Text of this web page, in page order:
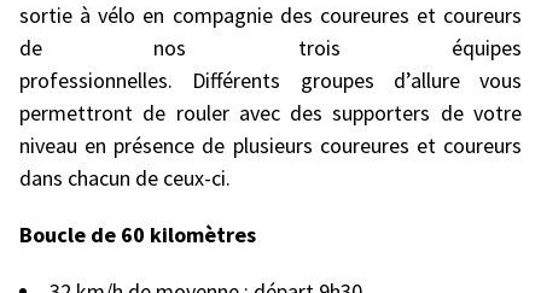
sortie à vélo en compagnie des coureures et coureurs
de nos trois équipes
professionnelles. Différents groupes d’allure vous
permettront de rouler avec des supporters de votre
niveau en présence de plusieurs coureures et coureurs
dans chacun de ceux-ci.
Boucle de 60 kilomètres